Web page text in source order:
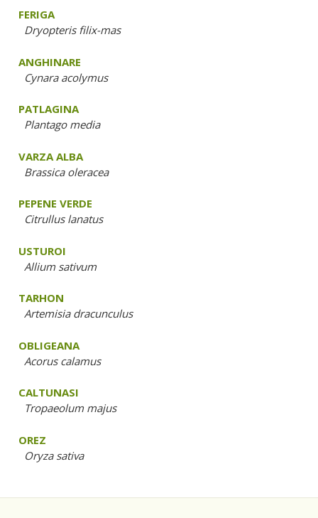
FERIGA
Dryopteris filix-mas
ANGHINARE
Cynara acolymus
PATLAGINA
Plantago media
VARZA ALBA
Brassica oleracea
PEPENE VERDE
Citrullus lanatus
USTUROI
Allium sativum
TARHON
Artemisia dracunculus
OBLIGEANA
Acorus calamus
CALTUNASI
Tropaeolum majus
OREZ
Oryza sativa